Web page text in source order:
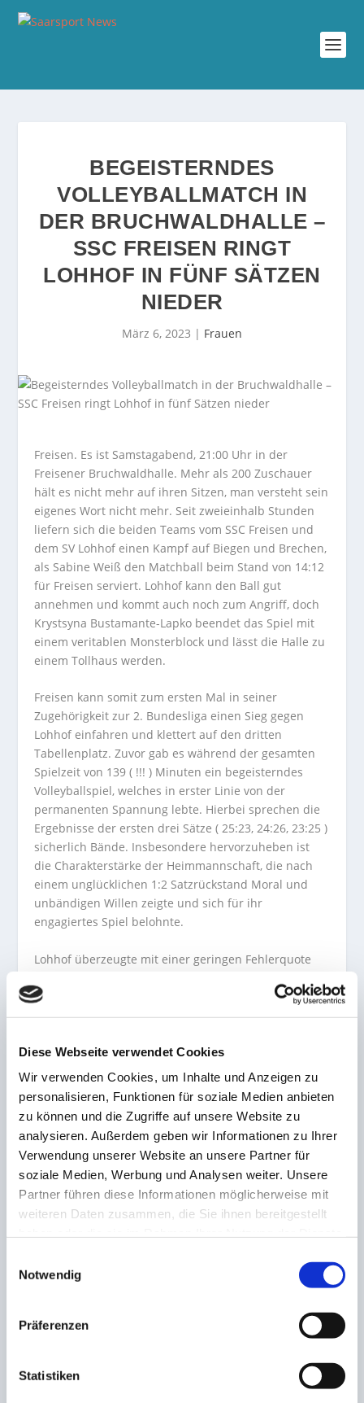
Diese Webseite verwendet Cookies
Wir verwenden Cookies, um Inhalte und Anzeigen zu
personalisieren, Funktionen für soziale Medien anbieten
zu können und die Zugriffe auf unsere Website zu
analysieren. Außerdem geben wir Informationen zu Ihrer
Verwendung unserer Website an unsere Partner für
soziale Medien, Werbung und Analysen weiter. Unsere
Partner führen diese Informationen möglicherweise mit
weiteren Daten zusammen, die Sie ihnen bereitgestellt
Notwendig
Präferenzen
Statistiken
BEGEISTERNDES
VOLLEYBALLMATCH IN
DER BRUCHWALDHALLE –
SSC FREISEN RINGT
LOHHOF IN FÜNF SÄTZEN
NIEDER
März 6, 2023 | Frauen
Freisen. Es ist Samstagabend, 21:00 Uhr in der
Freisener Bruchwaldhalle. Mehr als 200 Zuschauer
hält es nicht mehr auf ihren Sitzen, man versteht sein
eigenes Wort nicht mehr. Seit zweieinhalb Stunden
liefern sich die beiden Teams vom SSC Freisen und
dem SV Lohhof einen Kampf auf Biegen und Brechen,
als Sabine Weiß den Matchball beim Stand von 14:12
für Freisen serviert. Lohhof kann den Ball gut
annehmen und kommt auch noch zum Angriff, doch
Krystsyna Bustamante-Lapko beendet das Spiel mit
einem veritablen Monsterblock und lässt die Halle zu
einem Tollhaus werden.
Freisen kann somit zum ersten Mal in seiner
Zugehörigkeit zur 2. Bundesliga einen Sieg gegen
Lohhof einfahren und klettert auf den dritten
Tabellenplatz. Zuvor gab es während der gesamten
Spielzeit von 139 ( !!! ) Minuten ein begeisterndes
Volleyballspiel, welches in erster Linie von der
permanenten Spannung lebte. Hierbei sprechen die
Ergebnisse der ersten drei Sätze ( 25:23, 24:26, 23:25 )
sicherlich Bände. Insbesondere hervorzuheben ist
die Charakterstärke der Heimmannschaft, die nach
einem unglücklichen 1:2 Satzrückstand Moral und
unbändigen Willen zeigte und sich für ihr
engagiertes Spiel belohnte.
Lohhof überzeugte mit einer geringen Fehlerquote
Freisen sehr schwer machte, einen direkten Punkt zu
erzielen. Ohne Fehl und Tadel und jederzeit souverän
und Lutz Kasper.
AKTIE:
Schiri.“ ausgezeichnet
NÄCHSTE
SFV gewinnt beim
46 neue
Schiedsrichter/innen
ZUSAMMENHÄNGENDE POSTS